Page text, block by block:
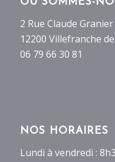
OÙ SOMMES-
2 Rue Claude Granier
12200 Villefranche
06 79 66 30 81
NOS HORAIRES
Lundi à vendredi :